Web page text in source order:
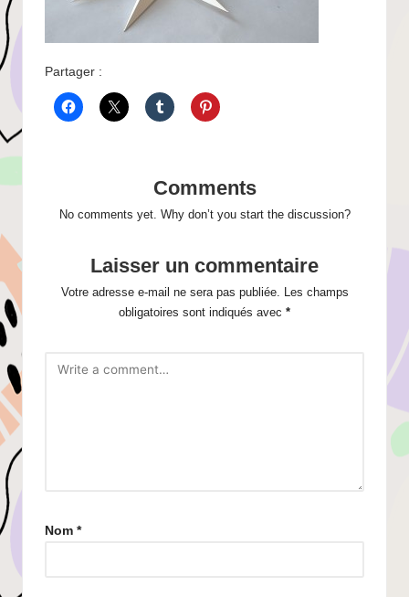
Partager :
Comments
No comments yet. Why don’t you start the discussion?
Laisser un commentaire
Votre adresse e-mail ne sera pas publiée.
Les champs
obligatoires sont indiqués avec *
Nom *